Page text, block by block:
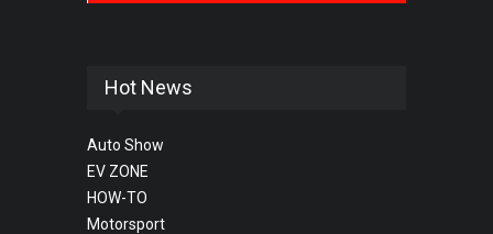
Hot News
Auto Show
EV ZONE
HOW-TO
Motorsport